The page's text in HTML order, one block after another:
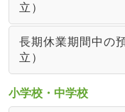
立）
長期休業期間中の
立）
小学校・中学校